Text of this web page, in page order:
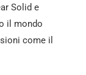
Solid e
il mondo
come il